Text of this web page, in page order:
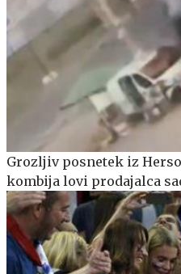
Grozljiv posnetek iz
kombija lovi prodajalca